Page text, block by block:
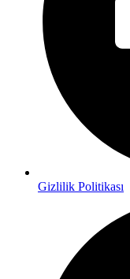
Gizlilik Politikası